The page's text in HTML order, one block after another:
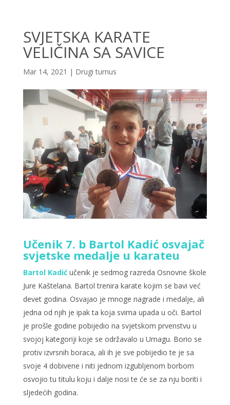
SVJETSKA KARATE
VELIČINA SA SAVICE
Mar 14, 2021 | Drugi turnus
Učenik 7. b Bartol Kadić osvajač
svjetske medalje u karateu
Bartol Kadićučenik je sedmog razreda Osnovne škole
Jure Kaštelana. Bartol trenira karate kojim se bavi već
devet godina. Osvajao je mnoge nagrade i medalje, ali
jedna od njih je ipak ta koja svima upada u oči. Bartol
je prošle godine pobijedio na svjetskom prvenstvu u
svojoj kategoriji koje se održavalo u Umagu. Borio se
protiv izvrsnih boraca, ali ih je sve pobijedio te je sa
svoje 4 dobivene i niti jednom izgubljenom borbom
osvojio tu titulu koju i dalje nosi te će se za nju boriti i
sljedećih godina.